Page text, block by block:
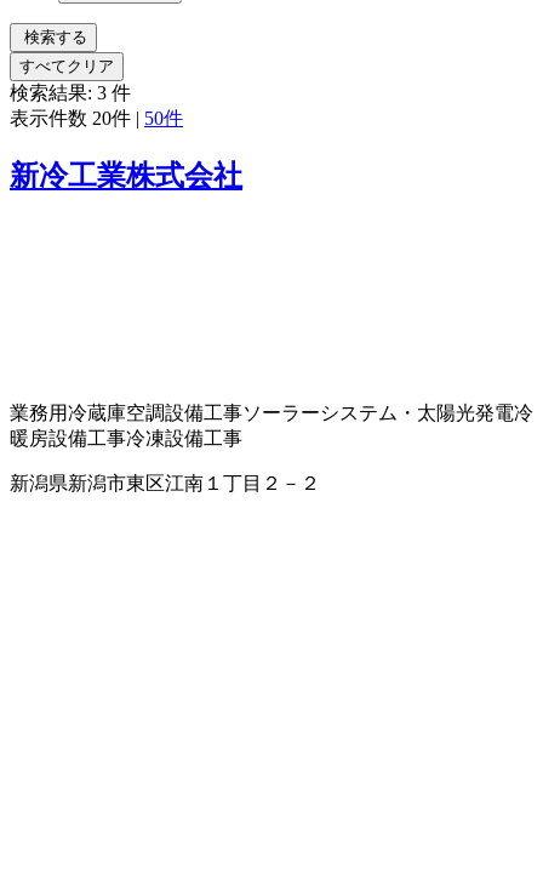
検索する
すべてクリア
検索結果: 3 件
表示件数 20件 | 50件
新冷工業株式会社
業務用冷蔵庫空調設備工事ソーラーシステム・太陽光発電冷
暖房設備工事冷凍設備工事
新潟県新潟市東区江南１丁目２－２